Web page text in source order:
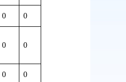
0 0
0 0
0 0